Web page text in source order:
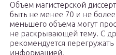
Объем магистерской
быть не менее 70 и не более
меньшего объема могут
не раскрывающей тему. С
рекомендуется
информацией.